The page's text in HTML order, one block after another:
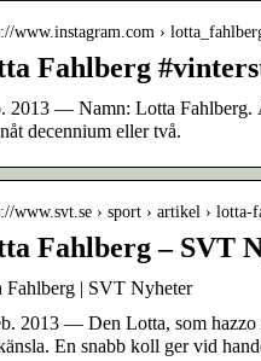
www.instagram.com ›
Fahlberg
2013 — Namn: Lotta Fahlberg.
decennium eller två.
www.svt.se › sport › artikel › lotta-
Fahlberg – SVT
Fahlberg | SVT Nyheter
2013 — Den Lotta, som hazzo
En snabb koll ger vid